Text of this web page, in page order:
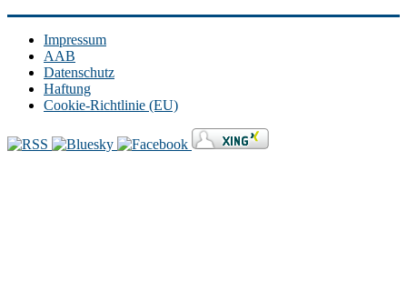
Impressum
AAB
Datenschutz
Haftung
Cookie-Richtlinie (EU)